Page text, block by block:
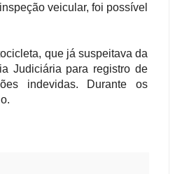
veicular, foi possível
que já suspeitava da
Judiciária para registro de
indevidas. Durante os